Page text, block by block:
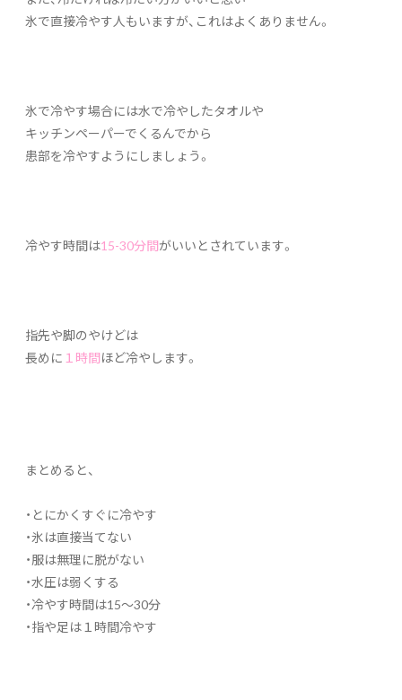
氷で直接冷やす人もいますが、これはよくありません。
氷で冷やす場合には水で冷やしたタオルや
キッチンペーパーでくるんでから
患部を冷やすようにしましょう。
冷やす時間は15-30分間がいいとされています。
指先や脚のやけどは
長めに １時間ほど冷やします。
まとめると、
・とにかくすぐに冷やす
・氷は直接当てない
・服は無理に脱がない
・水圧は弱くする
・冷やす時間は15～30分
・指や足は１時間冷やす